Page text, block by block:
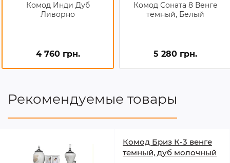
Комод Инди Дуб
Ливорно
4 760 грн.
Комод Соната 8 Венге
темный, Белый
5 280 грн.
Рекомендуемые товары
Комод Бриз К-3 венге
темный, дуб молочный